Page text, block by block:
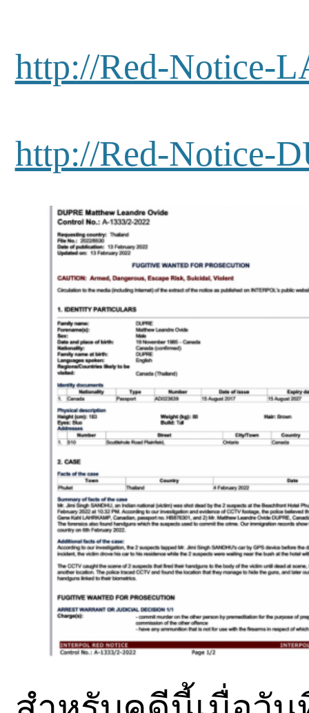
http://Red-Notice-
http://Red-Notice-